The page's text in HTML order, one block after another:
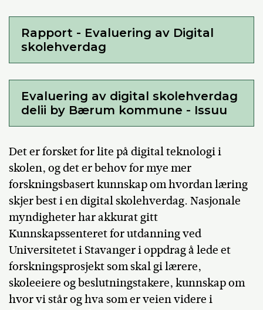
Rapport - Evaluering av Digital
skolehverdag
Evaluering av digital skolehverdag
delii by Bærum kommune - Issuu
Det er forsket for lite på digital teknologi i
skolen, og det er behov for mye mer
forskningsbasert kunnskap om hvordan læring
skjer best i en digital skolehverdag. Nasjonale
myndigheter har akkurat gitt
Kunnskapssenteret for utdanning ved
Universitetet i Stavanger i oppdrag å lede et
forskningsprosjekt som skal gi lærere,
skoleeiere og beslutningstakere, kunnskap om
hvor vi står og hva som er veien videre i